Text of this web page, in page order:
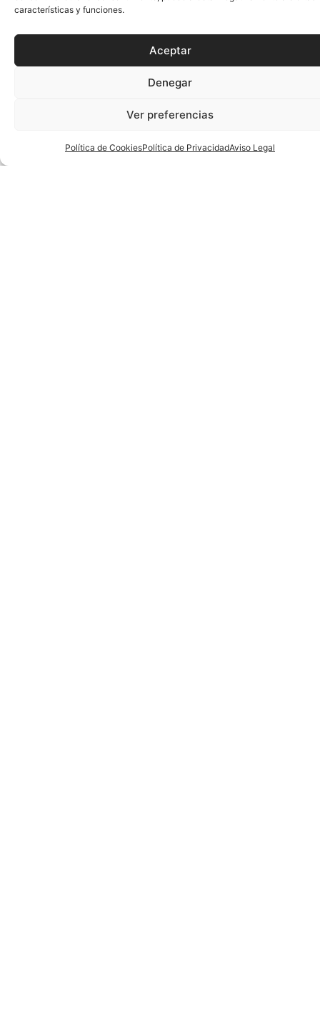
CESA 2026 ENTREVISTAS